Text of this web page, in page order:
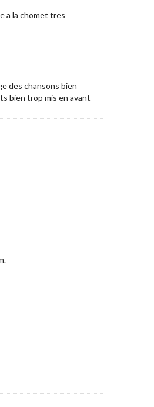
a la chomet tres
des chansons bien
bien trop mis en avant